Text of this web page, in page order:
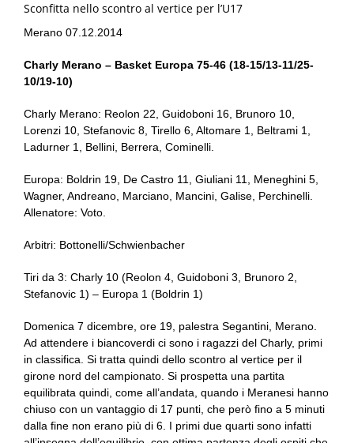
Sconfitta nello scontro al vertice per l’U17
Merano 07.12.2014
Charly Merano – Basket Europa 75-46 (18-15/13-11/25-
10/19-10)
Charly Merano: Reolon 22, Guidoboni 16, Brunoro 10,
Lorenzi 10, Stefanovic 8, Tirello 6, Altomare 1, Beltrami 1,
Ladurner 1, Bellini, Berrera, Cominelli.
Europa: Boldrin 19, De Castro 11, Giuliani 11, Meneghini 5,
Wagner, Andreano, Marciano, Mancini, Galise, Perchinelli.
Allenatore: Voto.
Arbitri: Bottonelli/Schwienbacher
Tiri da 3: Charly 10 (Reolon 4, Guidoboni 3, Brunoro 2,
Stefanovic 1) – Europa 1 (Boldrin 1)
Domenica 7 dicembre, ore 19, palestra Segantini, Merano.
Ad attendere i biancoverdi ci sono i ragazzi del Charly, primi
in classifica. Si tratta quindi dello scontro al vertice per il
girone nord del campionato. Si prospetta una partita
equilibrata quindi, come all’andata, quando i Meranesi hanno
chiuso con un vantaggio di 17 punti, che però fino a 5 minuti
dalla fine non erano più di 6. I primi due quarti sono infatti